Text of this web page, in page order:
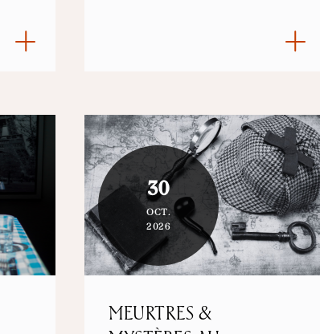
30
OCT.
2026
MEURTRES &